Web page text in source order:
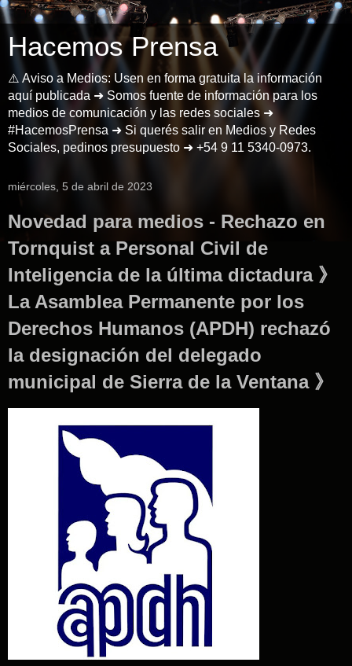
Hacemos Prensa
⚠️ Aviso a Medios: Usen en forma gratuita la información
aquí publicada ➜ Somos fuente de información para los
medios de comunicación y las redes sociales ➜
#HacemosPrensa ➜ Si querés salir en Medios y Redes
Sociales, pedinos presupuesto ➜ +54 9 11 5340-0973.
miércoles, 5 de abril de 2023
Novedad para medios - Rechazo en
Tornquist a Personal Civil de
Inteligencia de la última dictadura 》
La Asamblea Permanente por los
Derechos Humanos (APDH) rechazó
la designación del delegado
municipal de Sierra de la Ventana 》